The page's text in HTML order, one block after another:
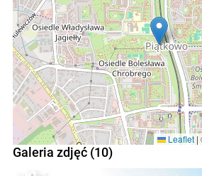
Leaflet |
Galeria zdjęć (10)